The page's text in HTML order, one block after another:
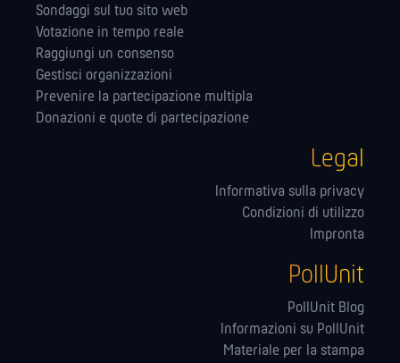
Sondaggi sul tuo sito web
Votazione in tempo reale
Raggiungi un consenso
Gestisci organizzazioni
Prevenire la partecipazione multipla
Donazioni e quote di partecipazione
Legal
Informativa sulla privacy
Condizioni di utilizzo
Impronta
PollUnit
PollUnit Blog
Informazioni su PollUnit
Materiale per la stampa